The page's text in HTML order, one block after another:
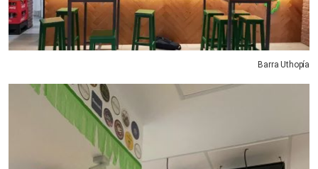
Barra Uthopía